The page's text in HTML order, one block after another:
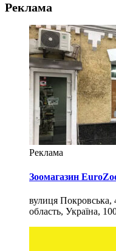
Реклама
Реклама
Зоомагазин
вулиця
область, Україна,